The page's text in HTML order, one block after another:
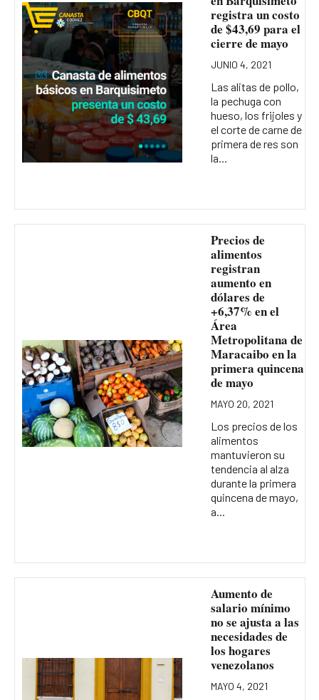
registra un costo
de $43,69 para el
cierre de mayo
JUNIO 4, 2021
Las alitas de pollo,
la pechuga con
hueso, los frijoles y
el corte de carne de
primera de res son
la...
Precios de
alimentos
registran
aumento en
dólares de
+6,37% en el
Área
Metropolitana de
Maracaibo en la
primera quincena
de mayo
MAYO 20, 2021
Los precios de los
alimentos
mantuvieron su
tendencia al alza
durante la primera
quincena de mayo,
a...
Aumento de
salario mínimo
no se ajusta a las
necesidades de
los hogares
venezolanos
MAYO 4, 2021